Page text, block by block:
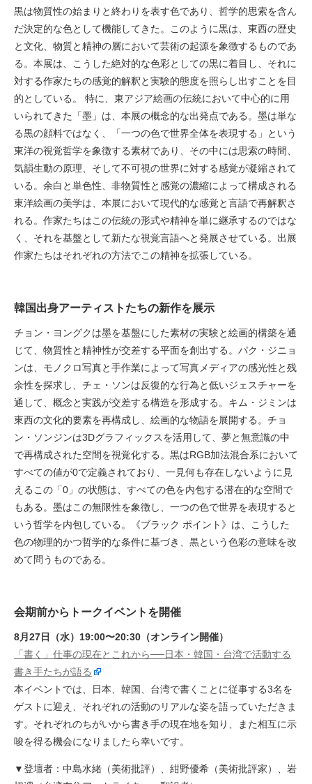
黒は物質性の始まりと終わりを表す色であり、哲学的思索を含ん
だ決定的な色として機能してきた。このように黒は、東西の歴史
と文化、物質と精神の層において芸術の起源を象徴するものであ
る。本展は、こうした絶対的な色彩としての黒に着目し、それに
対する作家たちの感覚的解釈と実験的態度を照らし出すことを目
的としている。 特に、東アジア絵画の伝統において中心的に用
いられてきた「墨」は、本展の概念的な出発点である。墨は単な
る黒の顔料ではなく、「一つの色で世界全体を表現する」という
東洋の視覚哲学を象徴する素材であり、その中には思索の時間、
気韻生動の原理、そして不可視の世界に対する感覚が凝縮されて
いる。余白と単色性、非物質性と感覚の濃縮によって構成される
東洋絵画の美学は、本展において現代的な感覚と言語で再解釈さ
れる。作家たちはこの伝統の形式や精神を単に継承するのではな
く、それを基盤として新たな視覚言語へと発展させている。出展
作家たちはそれぞれの方法でこの精神を拡張している。
韓国出身アーティストたちの新作を展示
チョン・ヨングクは墨を基盤にした素材の実験と絵画的構築を通
じて、物質性と精神性が交差する平面を創出する。パク・ジニョ
ンは、モノクロ写真と手作業によって写真メディアの感光性と残
余性を探求し、チェ・ソンは反復的な行為と低いジェスチャーを
通して、概念と実践が交差する構造を形成する。キム・ジミンは
東西の文化的要素を再構成し、絵画的な物語を展開する。チョ
ン・ソンジンは3Dグラフィックスを活用して、夢と無意識の中
で再構成された空間を視覚化する。黒はRGB加法混合系において
すべての値が0で定義されており、一見何も存在しないように見
えるこの「0」の状態は、すべての色を内包する潜在的な空間で
もある。墨はこの無限性を象徴し、一つの色で世界を表現すると
いう哲学を内包している。《ブラック ポイント》は、こうした
色の物理的かつ哲学的な条件に基づき、黒という色彩の意味を改
めて問うものである。
会期前からトークイベントを開催
8月27日（水）19:00〜20:30（オンライン開催）
「書く」仕事の現在とこれから──日本・韓国・台湾で活動する
書き手たちが語る
本イベントでは、日本、韓国、台湾で書くことに従事する3名を
ゲストに迎え、それぞれの活動のリアルな姿を語っていただきま
す。それぞれのちがいから書き手の現在地を知り、また相互に示
唆を得る機会になりましたら幸いです。
▼登壇者：中島水緒（美術批評）、紺野優希（美術批評家）、岩